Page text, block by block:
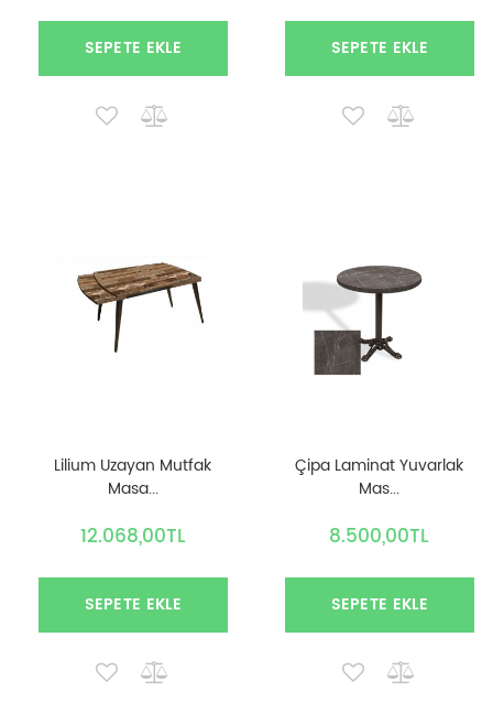
SEPETE EKLE SEPETE EKLE
Lilium Uzayan Mutfak
Masa...
12.068,00TL
SEPETE EKLE
Çipa Laminat Yuvarlak
Mas...
8.500,00TL
SEPETE EKLE